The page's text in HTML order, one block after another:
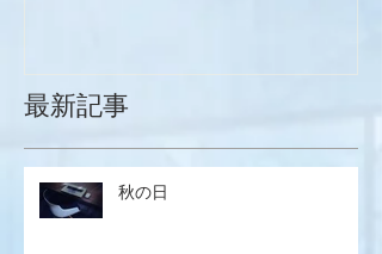
最新記事
秋の日